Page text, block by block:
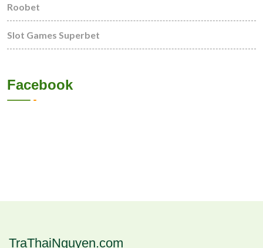
Roobet
Slot Games Superbet
Facebook
TraThaiNguyen.com